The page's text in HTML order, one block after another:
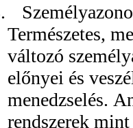
Természetes,
változó
előnyei és
menedzselés.
rendszerek